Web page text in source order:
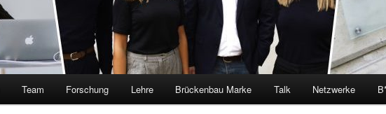
Team Forschung Lehre Brückenbau Marke Talk Netzwerke